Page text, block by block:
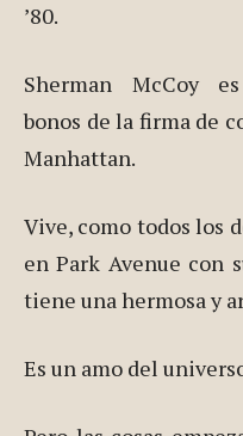
’80.
Sherman McCoy
bonos de la firma de
Manhattan.
Vive, como todos los
en Park Avenue con
tiene una hermosa y
Es un amo del